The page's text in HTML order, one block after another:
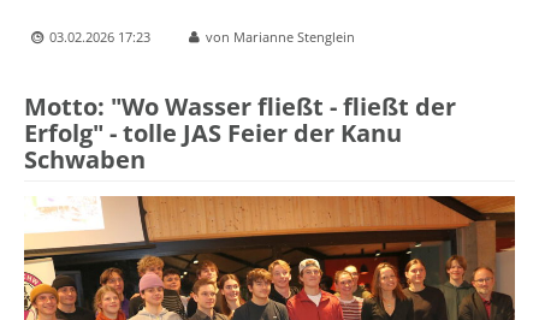
03.02.2026 17:23 von Marianne Stenglein
Motto: "Wo Wasser fließt - fließt der
Erfolg" - tolle JAS Feier der Kanu
Schwaben